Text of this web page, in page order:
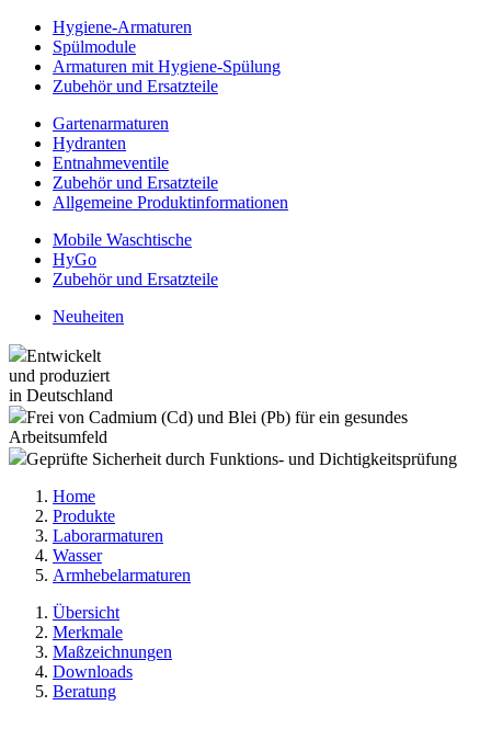
Hygiene-Armaturen
Spülmodule
Armaturen mit Hygiene-Spülung
Zubehör und Ersatzteile
Gartenarmaturen
Hydranten
Entnahmeventile
Zubehör und Ersatzteile
Allgemeine Produktinformationen
Mobile Waschtische
HyGo
Zubehör und Ersatzteile
Neuheiten
Entwickelt
und produziert
in Deutschland
Frei von Cadmium (Cd) und Blei (Pb) für ein gesundes
Arbeitsumfeld
Geprüfte Sicherheit durch Funktions- und Dichtigkeitsprüfung
Home
Produkte
Laborarmaturen
Wasser
Armhebelarmaturen
Übersicht
Merkmale
Maßzeichnungen
Downloads
Beratung